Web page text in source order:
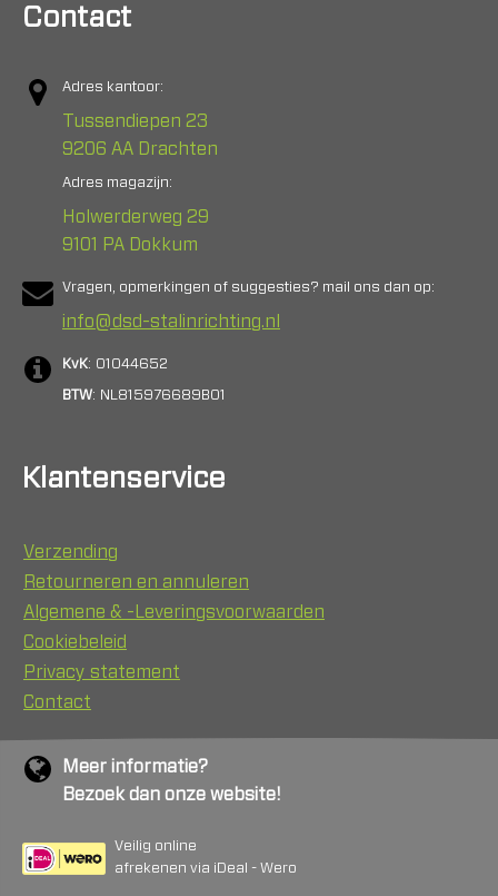
Contact
Adres kantoor:
Tussendiepen 23
9206 AA Drachten
Adres magazijn:
Holwerderweg 29
9101 PA Dokkum
Vragen, opmerkingen of suggesties? mail ons dan op:
info@dsd-stalinrichting.nl
KvK: 01044652
BTW: NL815976689B01
Klantenservice
Verzending
Retourneren en annuleren
Algemene & -Leveringsvoorwaarden
Cookiebeleid
Privacy statement
Contact
Meer informatie?
Bezoek dan onze website!
Veilig online
afrekenen via iDeal - Wero